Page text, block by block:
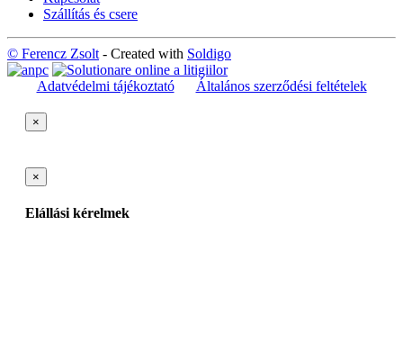
Szállítás és csere
© Ferencz Zsolt - Created with Soldigo
Adatvédelmi tájékoztató Általános szerződési feltételek
×
×
Elállási kérelmek